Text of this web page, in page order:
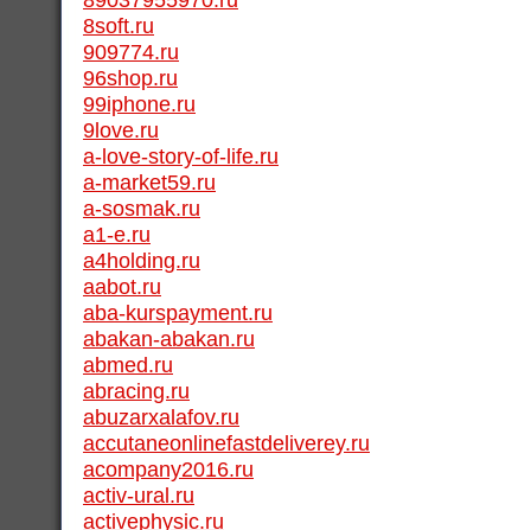
8soft.ru
909774.ru
96shop.ru
99iphone.ru
9love.ru
a-love-story-of-life.ru
a-market59.ru
a-sosmak.ru
a1-e.ru
a4holding.ru
aabot.ru
aba-kurspayment.ru
abakan-abakan.ru
abmed.ru
abracing.ru
abuzarxalafov.ru
accutaneonlinefastdeliverey.ru
acompany2016.ru
activ-ural.ru
activephysic.ru